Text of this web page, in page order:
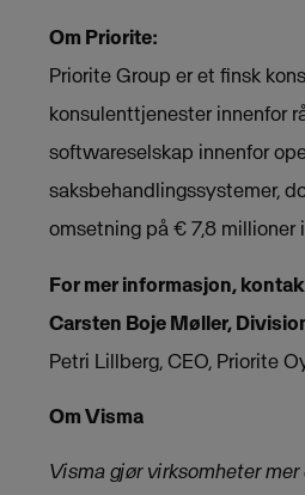
Om Priorite:
Priorite Group er et finsk
konsulenttjenester innenfor
softwareselskap innenfor
saksbehandlingssystemer,
omsetning på € 7,8 millioner
For mer informasjon,
Carsten Boje Møller,
Petri Lillberg, CEO, Priorite
Om Visma
Visma gjør virksomheter